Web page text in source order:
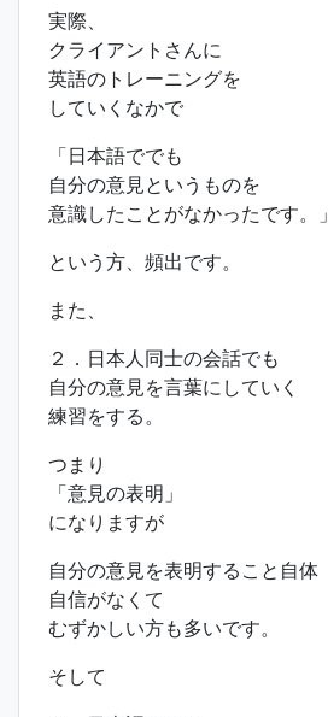
実際、
クライアントさんに
英語のトレーニングを
していくなかで
「日本語ででも
自分の意見というものを
意識したことがなかったです。」
という方、頻出です。
また、
２．日本人同士の会話でも
自分の意見を言葉にしていく
練習をする。
つまり
「意見の表明」
になりますが
自分の意見を表明すること自体
自信がなくて
むずかしい方も多いです。
そして